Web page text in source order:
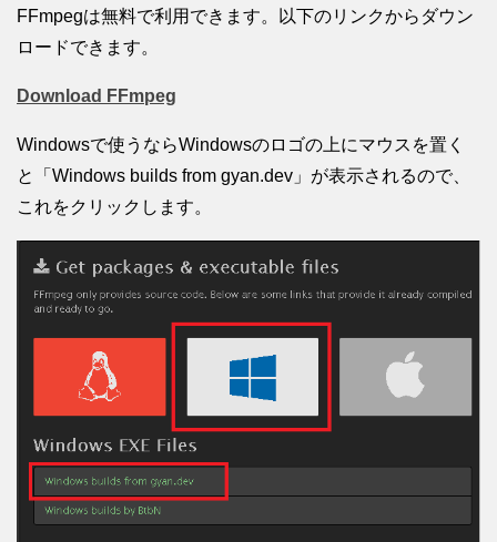
FFmpegは無料で利用できます。以下のリンクからダウン
ロードできます。
Download FFmpeg
Windowsで使うならWindowsのロゴの上にマウスを置く
と「Windows builds from gyan.dev」が表示されるので、
これをクリックします。